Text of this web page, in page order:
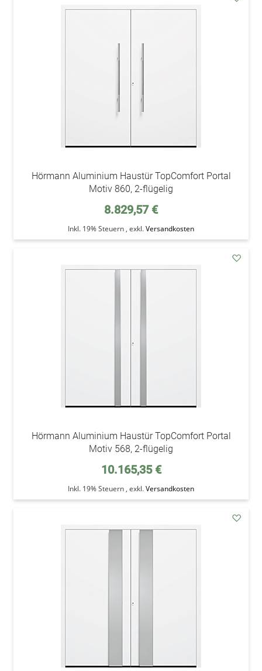
Hörmann Aluminium Haustür TopComfort Portal
Motiv 860, 2-flügelig
8.829,57 €
Inkl. 19% Steuern , exkl.Versandkosten
Hörmann Aluminium Haustür TopComfort Portal
Motiv 568, 2-flügelig
10.165,35 €
Inkl. 19% Steuern , exkl.Versandkosten